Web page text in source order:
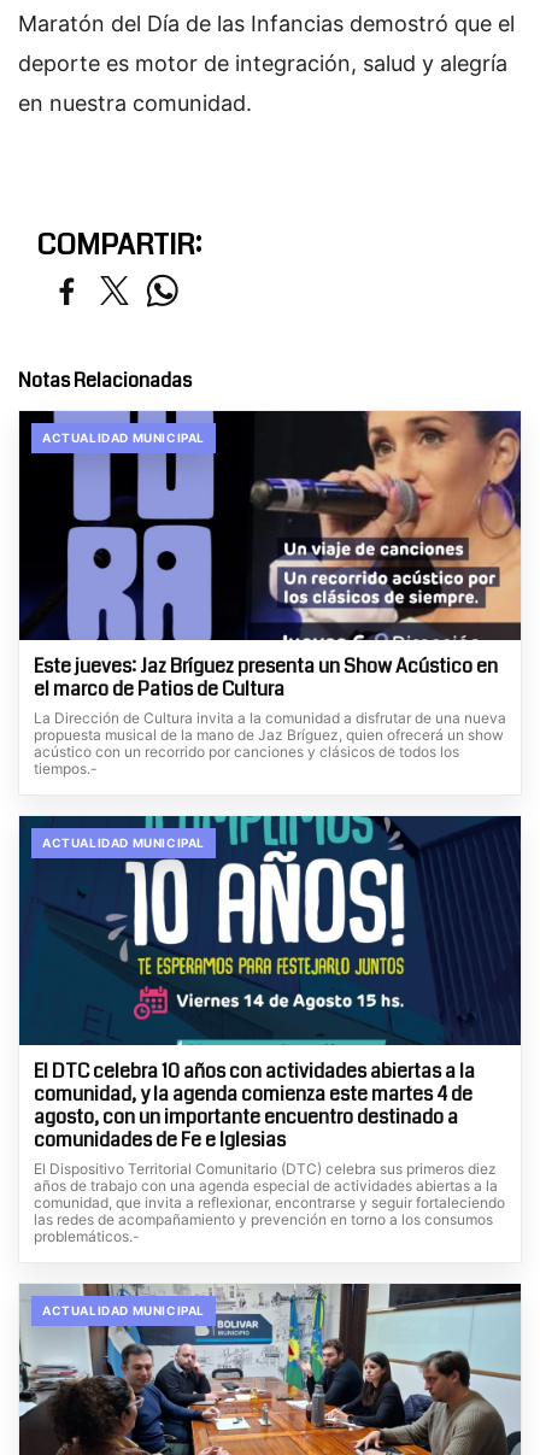
Maratón del Día de las Infancias demostró que el
deporte es motor de integración, salud y alegría
en nuestra comunidad.
COMPARTIR:
Notas Relacionadas
ACTUALIDAD MUNICIPAL
Este jueves: Jaz Bríguez presenta un Show Acústico en
el marco de Patios de Cultura
La Dirección de Cultura invita a la comunidad a disfrutar de una nueva
propuesta musical de la mano de Jaz Bríguez, quien ofrecerá un show
acústico con un recorrido por canciones y clásicos de todos los
tiempos.-
ACTUALIDAD MUNICIPAL
El DTC celebra 10 años con actividades abiertas a la
comunidad, y la agenda comienza este martes 4 de
agosto, con un importante encuentro destinado a
comunidades de Fe e Iglesias
El Dispositivo Territorial Comunitario (DTC) celebra sus primeros diez
años de trabajo con una agenda especial de actividades abiertas a la
comunidad, que invita a reflexionar, encontrarse y seguir fortaleciendo
las redes de acompañamiento y prevención en torno a los consumos
problemáticos.-
ACTUALIDAD MUNICIPAL